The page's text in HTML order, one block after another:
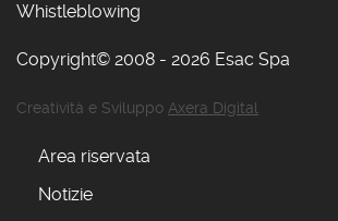
Whistleblowing
Copyright© 2008 - 2026 Esac Spa
Creatività e Sviluppo Axera Digital
Area riservata
Notizie